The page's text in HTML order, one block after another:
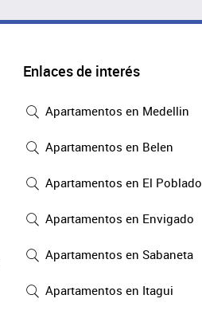
Enlaces de interés
Apartamentos en Medellin
Apartamentos en Belen
Apartamentos en El Poblado
Apartamentos en Envigado
Apartamentos en Sabaneta
Apartamentos en Itagui